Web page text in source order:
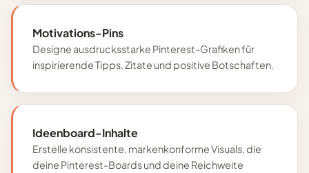
Motivations-Pins
Designe ausdrucksstarke Pinterest-Grafiken für
inspirierende Tipps, Zitate und positive Botschaften.
Ideenboard-Inhalte
Erstelle konsistente, markenkonforme Visuals, die
deine Pinterest-Boards und deine Reichweite